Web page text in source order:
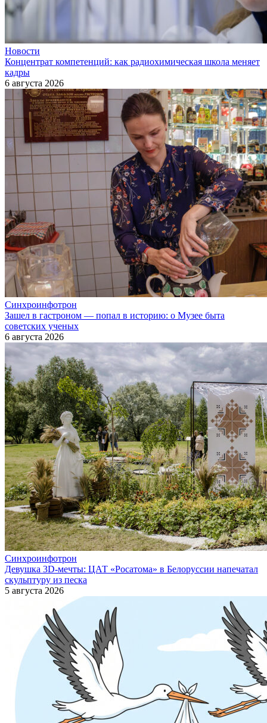
Новости
Концентрат компетенций: как радиохимическая школа меняет
кадры
6 августа 2026
Синхроинфотрон
Зашел в гастроном — попал в историю: о Музее быта
советских ученых
6 августа 2026
Синхроинфотрон
Девушка 3D-мечты: ЦАТ «Росатома» в Белоруссии напечатал
скульптуру из песка
5 августа 2026